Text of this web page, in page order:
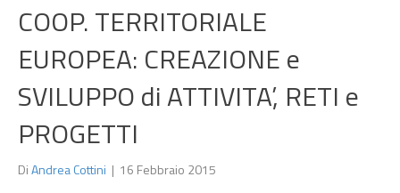
COOP. TERRITORIALE
EUROPEA: CREAZIONE e
SVILUPPO di ATTIVITA’, RETI e
PROGETTI
DiAndrea Cottini | 16 Febbraio 2015